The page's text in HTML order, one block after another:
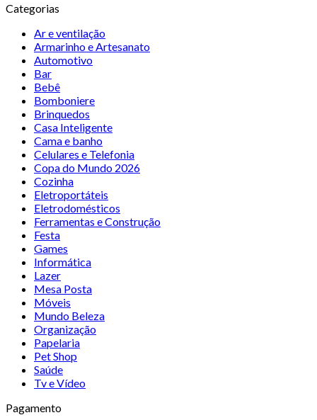
Categorias
Ar e ventilação
Armarinho e Artesanato
Automotivo
Bar
Bebê
Bomboniere
Brinquedos
Casa Inteligente
Cama e banho
Celulares e Telefonia
Copa do Mundo 2026
Cozinha
Eletroportáteis
Eletrodomésticos
Ferramentas e Construção
Festa
Games
Informática
Lazer
Mesa Posta
Móveis
Mundo Beleza
Organização
Papelaria
Pet Shop
Saúde
Tv e Vídeo
Pagamento